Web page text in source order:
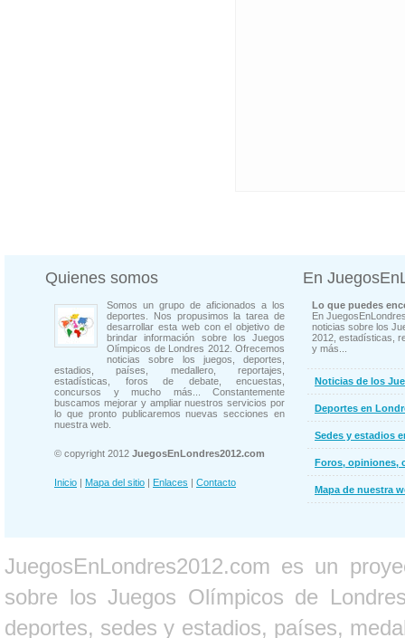
Quienes somos
Somos un grupo de aficionados a los
deportes. Nos propusimos la tarea de
desarrollar esta web con el objetivo de
brindar información sobre los Juegos
Olímpicos de Londres 2012. Ofrecemos
noticias sobre los juegos, deportes,
estadios, países, medallero, reportajes,
estadísticas, foros de debate, encuestas,
concursos y mucho más... Constantemente
buscamos mejorar y ampliar nuestros servicios por
lo que pronto publicaremos nuevas secciones en
nuestra web.
© copyright 2012 JuegosEnLondres2012.com
Inicio | Mapa del sitio | Enlaces | Contacto
En
Lo que puedes
En
noticias sobre los
2012, estadísticas,
y más...
Noticias de los
Deportes en
Sedes y estadios
Foros, opiniones,
Mapa de nuestra
JuegosEnLondres2012.com es un
sobre los Juegos Olímpicos de
deportes, sedes y estadios, países,